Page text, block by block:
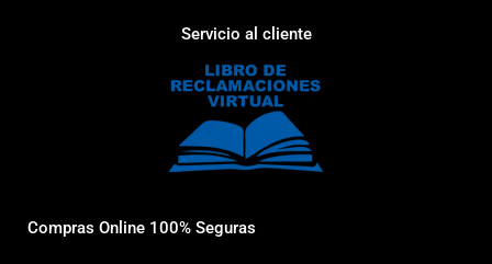
Servicio al cliente
Compras Online 100% Seguras